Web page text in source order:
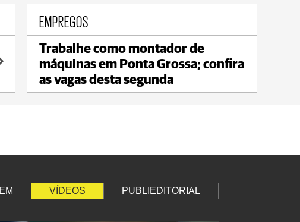
Jaguariaíva
max 18°C min 18°C
EMPREGOS
Trabalhe como montador de
máquinas em Ponta Grossa; confira
as vagas desta segunda
VÍDEOS PUBLIEDITORIAL